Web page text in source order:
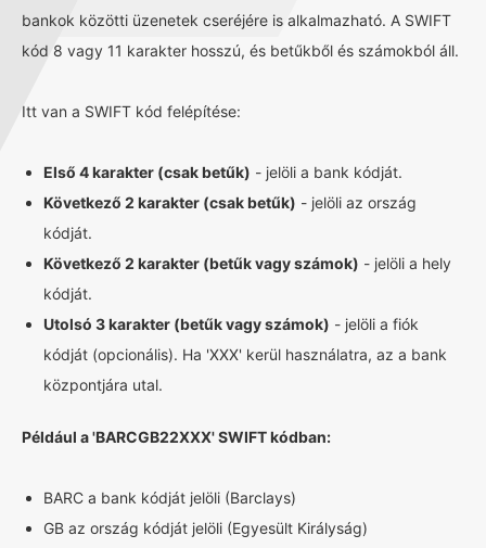
bankok közötti üzenetek cseréjére is alkalmazható. A SWIFT
kód 8 vagy 11 karakter hosszú, és betűkből és számokból áll.
Itt van a SWIFT kód felépítése:
Első 4 karakter (csak betűk) - jelöli a bank kódját.
Következő 2 karakter (csak betűk) - jelöli az ország
kódját.
Következő 2 karakter (betűk vagy számok) - jelöli a hely
kódját.
Utolsó 3 karakter (betűk vagy számok) - jelöli a fiók
kódját (opcionális). Ha 'XXX' kerül használatra, az a bank
központjára utal.
Például a 'BARCGB22XXX' SWIFT kódban:
BARC a bank kódját jelöli (Barclays)
GB az ország kódját jelöli (Egyesült Királyság)